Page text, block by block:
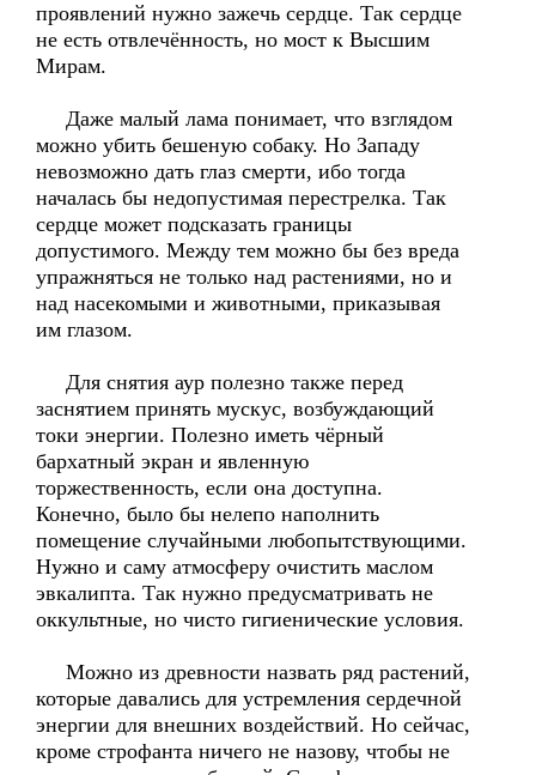
проявлений нужно зажечь сердце. Так сердце
не есть отвлечённость, но мост к Высшим
Мирам.
Даже малый лама понимает, что взглядом
можно убить бешеную собаку. Но Западу
невозможно дать глаз смерти, ибо тогда
началась бы недопустимая перестрелка. Так
сердце может подсказать границы
допустимого. Между тем можно бы без вреда
упражняться не только над растениями, но и
над насекомыми и животными, приказывая
им глазом.
Для снятия аур полезно также перед
заснятием принять мускус, возбуждающий
токи энергии. Полезно иметь чёрный
бархатный экран и явленную
торжественность, если она доступна.
Конечно, было бы нелепо наполнить
помещение случайными любопытствующими.
Нужно и саму атмосферу очистить маслом
эвкалипта. Так нужно предусматривать не
оккультные, но чисто гигиенические условия.
Можно из древности назвать ряд растений,
которые давались для устремления сердечной
энергии для внешних воздействий. Но сейчас,
кроме строфанта ничего не назову, чтобы не